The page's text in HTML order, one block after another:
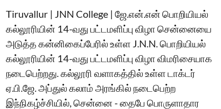
Tiruvallur | JNN College | ஜே.என்.என் பொறியியல்
கல்லூரியின் 14-வது பட்டமளிப்பு விழா சென்னையை
அடுத்த கன்னிகைப்பேரில் உள்ள J.N.N. பொறியியல்
கல்லூரியின் 14-வது பட்டமளிப்பு விழா விமரிசையாக
நடைபெற்றது. கல்லூரி வளாகத்தில் உள்ள டாக்டர்
ஏ.பி.ஜே. அப்துல் கலாம் அரங்கில் நடைபெற்ற
இந்நிகழ்ச்சியில், சென்னை - தைபே பொருளாதார